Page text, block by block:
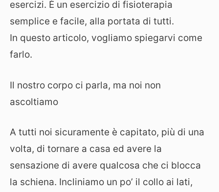
esercizi. È un esercizio di fisioterapia
semplice e facile, alla portata di tutti.
In questo articolo, vogliamo spiegarvi come
farlo.
Il nostro corpo ci parla, ma noi non
ascoltiamo
A tutti noi sicuramente è capitato, più di una
volta, di tornare a casa ed avere la
sensazione di avere qualcosa che ci blocca
la schiena. Incliniamo un po’ il collo ai lati,